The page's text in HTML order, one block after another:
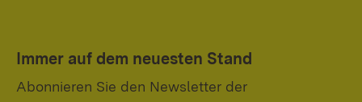
Immer auf dem neuesten Stand
Abonnieren Sie den Newsletter der